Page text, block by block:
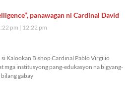
panawagan ni Cardinal David
pm 12:22 pm
Kalookan Bishop Cardinal Pablo Virgilio
mga institusyong pang-edukasyon na bigyang-
gabay